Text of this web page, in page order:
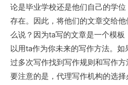
论是毕业学校还是他们自己的学
存在。因此，将他们的文章交给
么说？因为ta写的文章是一个模
以用ta作为你未来的写作方法。
过多次写作找到写作规则和写作
要注意的是，代理写作机构的选